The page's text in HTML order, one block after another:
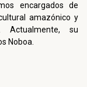
encargados de
amazónico y
su
Noboa.